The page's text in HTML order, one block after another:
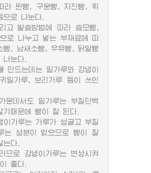
라 찐빵, 구운빵, 지진빵, 튀
으로 나눈다.
발효방법에 따라 효모빵,
로 나누고 넣는 부재료에 따
빵, 남새소빵, 우유빵, 닭알빵
나눈다.
드는데는 밀가루와 강냉이
밀가루, 보리가루 등이 쓰인
데서도 밀가루는 부질단백
기때문에 빵이 잘 된다.
가루는 가루가 성글고 부질
는 성분이 없으므로 빵이 잘
는다.
로 강냉이가루는 변성시켜
좋다.